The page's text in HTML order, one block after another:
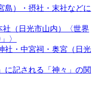
島）・摂社・末社などに
社（日光市山内）〈世界
〉
社・中宮祠・奥宮（日光
に記される「神々」の関